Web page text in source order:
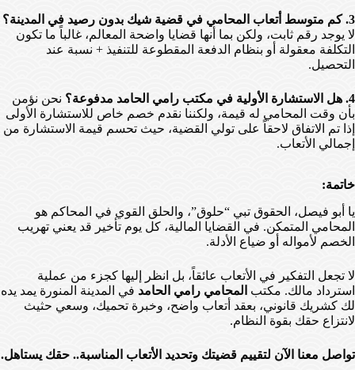
3. كم متوسط أتعاب المحامي في قضية شيك بدون رصيد في المدينة؟
لا يوجد رقم ثابت، ولكن بما أنها قضايا واضحة المعالم، غالباً ما تكون
التكلفة معقولة أو بنظام الدفعة المقطوعة للتنفيذ + نسبة عند
التحصيل.
4. هل الاستشارة الأولية في مكتب رامي الحامد مدفوعة؟
نحن نؤمن
بأن وقت المحامي له قيمة، ولكننا نقدم خصم خاص للاستشارة الأولى
إذا تم الاتفاق لاحقاً على تولي القضية، حيث تحسم قيمة الاستشارة من
إجمالي الأتعاب.
خاتمة:
يا أبو فيصل، الحقوق تبي “حلوق”، والحلق القوي في المحاكم هو
المحامي المتمكن. في القضايا المالية، كل يوم تأخير قد يعني تهريب
الخصم لأمواله أو ضياع الأدلة.
لا تجعل التفكير في الأتعاب عائقاً، بل انظر إليها كجزء من عملية
استرداد مالك. مكتب المحامي رامي الحامد في المدينة المنورة يمد يده
لك كشريك قانوني، بعقد أتعاب واضح، وخبرة تحميك، وسعي حثيث
لانتزاع حقك بقوة النظام.
تواصل معنا الآن لتقييم قضيتك وتحديد الأتعاب المناسبة.. حقك يستاهل.